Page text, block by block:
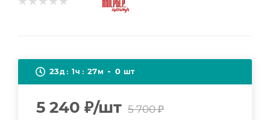
23д 1ч 27м 0 шт
5 240 ₽/шт 5 700₽